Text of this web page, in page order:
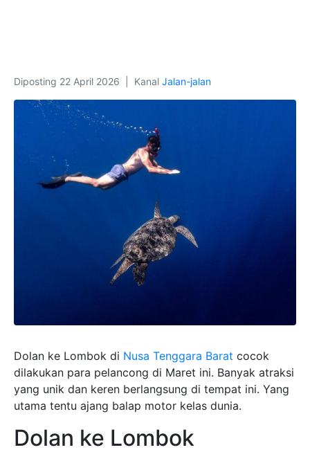
Diposting 22 April 2026 Kanal Jalan-jalan
Dolan ke Lombok di Nusa Tenggara Barat cocok
dilakukan para pelancong di Maret ini. Banyak atraksi
yang unik dan keren berlangsung di tempat ini. Yang
utama tentu ajang balap motor kelas dunia.
Dolan ke Lombok